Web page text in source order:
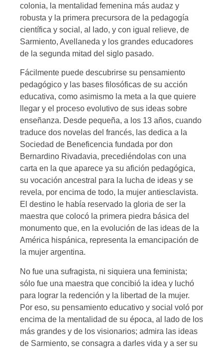
colonia, la mentalidad femenina más audaz y
robusta y la primera precursora de la pedagogía
científica y social, al lado, y con igual relieve, de
Sarmiento, Avellaneda y los grandes educadores
de la segunda mitad del siglo pasado.
Fácilmente puede descubrirse su pensamiento
pedagógico y las bases filosóficas de su acción
educativa, como asimismo la meta a la que quiere
llegar y el proceso evolutivo de sus ideas sobre
enseñanza. Desde pequeña, a los 13 años, cuando
traduce dos novelas del francés, las dedica a la
Sociedad de Beneficencia fundada por don
Bernardino Rivadavia, precediéndolas con una
carta en la que aparece ya su afición pedagógica,
su vocación ancestral para la lucha de ideas y se
revela, por encima de todo, la mujer antiesclavista.
El destino le había reservado la gloria de ser la
maestra que colocó la primera piedra básica del
monumento que, en la evolución de las ideas de la
América hispánica, representa la emancipación de
la mujer argentina.
No fue una sufragista, ni siquiera una feminista;
sólo fue una maestra que concibió la idea y luchó
para lograr la redención y la libertad de la mujer.
Por eso, su pensamiento educativo y social voló por
encima de la mentalidad de su época, al lado de los
más grandes y de los visionarios; admira las ideas
de Sarmiento, se consagra a darles vida y a ser su